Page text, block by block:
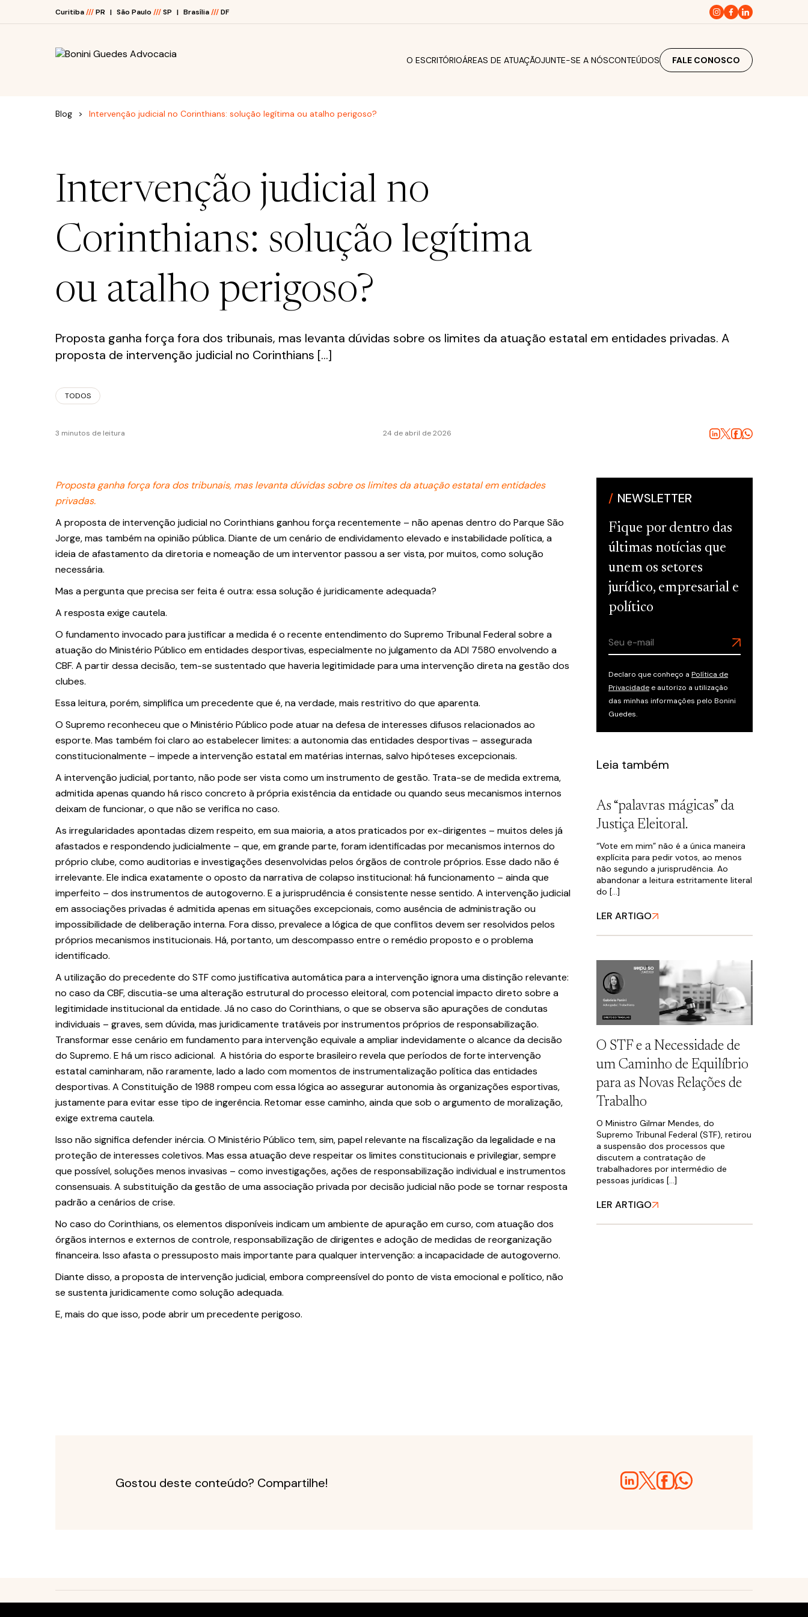
Curitiba///PR São Paulo ///SP Brasília///DF
O ESCRITÓRIOÁREAS DE ATUAÇÃOJUNTE-SE A NÓSCONTEÚDOS FALE CONOSCO
ÁREAS DE ATUAÇÃO
E-BOOKS
FALE CONOSCO
Blog Intervenção judicial no Corinthians: solução legítima ou atalho perigoso?
Intervenção judicial no
Corinthians: solução legítima
ou atalho perigoso?
Proposta ganha força fora dos tribunais, mas levanta dúvidas sobre os limites da atuação estatal em entidades privadas. A
proposta de intervenção judicial no Corinthians […]
TODOS
3 minutos de leitura 24 de abril de 2026
Proposta ganha força fora dos tribunais, mas levanta dúvidas sobre os limites da atuação estatal em entidades
privadas.
A proposta de intervenção judicial no Corinthians ganhou força recentemente – não apenas dentro do Parque São
Jorge, mas também na opinião pública. Diante de um cenário de endividamento elevado e instabilidade política, a
ideia de afastamento da diretoria e nomeação de um interventor passou a ser vista, por muitos, como solução
necessária.
Mas a pergunta que precisa ser feita é outra: essa solução é juridicamente adequada?
A resposta exige cautela.
O fundamento invocado para justificar a medida é o recente entendimento do Supremo Tribunal Federal sobre a
atuação do Ministério Público em entidades desportivas, especialmente no julgamento da ADI 7580 envolvendo a
CBF. A partir dessa decisão, tem-se sustentado que haveria legitimidade para uma intervenção direta na gestão dos
clubes.
Essa leitura, porém, simplifica um precedente que é, na verdade, mais restritivo do que aparenta.
O Supremo reconheceu que o Ministério Público pode atuar na defesa de interesses difusos relacionados ao
esporte. Mas também foi claro ao estabelecer limites: a autonomia das entidades desportivas – assegurada
constitucionalmente – impede a intervenção estatal em matérias internas, salvo hipóteses excepcionais.
A intervenção judicial, portanto, não pode ser vista como um instrumento de gestão. Trata-se de medida extrema,
admitida apenas quando há risco concreto à própria existência da entidade ou quando seus mecanismos internos
deixam de funcionar, o que não se verifica no caso.
As irregularidades apontadas dizem respeito, em sua maioria, a atos praticados por ex-dirigentes – muitos deles já
afastados e respondendo judicialmente – que, em grande parte, foram identificadas por mecanismos internos do
próprio clube, como auditorias e investigações desenvolvidas pelos órgãos de controle próprios. Esse dado não é
irrelevante. Ele indica exatamente o oposto da narrativa de colapso institucional: há funcionamento – ainda que
imperfeito – dos instrumentos de autogoverno. E a jurisprudência é consistente nesse sentido. A intervenção judicial
em associações privadas é admitida apenas em situações excepcionais, como ausência de administração ou
impossibilidade de deliberação interna. Fora disso, prevalece a lógica de que conflitos devem ser resolvidos pelos
próprios mecanismos institucionais. Há, portanto, um descompasso entre o remédio proposto e o problema
identificado.
A utilização do precedente do STF como justificativa automática para a intervenção ignora uma distinção relevante:
no caso da CBF, discutia-se uma alteração estrutural do processo eleitoral, com potencial impacto direto sobre a
legitimidade institucional da entidade. Já no caso do Corinthians, o que se observa são apurações de condutas
individuais – graves, sem dúvida, mas juridicamente tratáveis por instrumentos próprios de responsabilização.
Transformar esse cenário em fundamento para intervenção equivale a ampliar indevidamente o alcance da decisão
do Supremo. E há um risco adicional. A história do esporte brasileiro revela que períodos de forte intervenção
estatal caminharam, não raramente, lado a lado com momentos de instrumentalização política das entidades
desportivas. A Constituição de 1988 rompeu com essa lógica ao assegurar autonomia às organizações esportivas,
justamente para evitar esse tipo de ingerência. Retomar esse caminho, ainda que sob o argumento de moralização,
exige extrema cautela.
Isso não significa defender inércia. O Ministério Público tem, sim, papel relevante na fiscalização da legalidade e na
proteção de interesses coletivos. Mas essa atuação deve respeitar os limites constitucionais e privilegiar, sempre
que possível, soluções menos invasivas – como investigações, ações de responsabilização individual e instrumentos
consensuais. A substituição da gestão de uma associação privada por decisão judicial não pode se tornar resposta
padrão a cenários de crise.
No caso do Corinthians, os elementos disponíveis indicam um ambiente de apuração em curso, com atuação dos
órgãos internos e externos de controle, responsabilização de dirigentes e adoção de medidas de reorganização
financeira. Isso afasta o pressuposto mais importante para qualquer intervenção: a incapacidade de autogoverno.
Diante disso, a proposta de intervenção judicial, embora compreensível do ponto de vista emocional e político, não
se sustenta juridicamente como solução adequada.
E, mais do que isso, pode abrir um precedente perigoso.
NEWSLETTER
Fique por dentro das
últimas notícias que
unem os setores
jurídico, empresarial e
político
Declaro que conheço a Política de
Privacidade e autorizo a utilização
das minhas informações pelo Bonini
Guedes.
Leia também
As “palavras mágicas” da
Justiça Eleitoral.
“Vote em mim” não é a única maneira
explícita para pedir votos, ao menos
não segundo a jurisprudência. Ao
abandonar a leitura estritamente literal
do […]
LER ARTIGO
O STF e a Necessidade de
um Caminho de Equilíbrio
para as Novas Relações de
Trabalho
O Ministro Gilmar Mendes, do
Supremo Tribunal Federal (STF), retirou
a suspensão dos processos que
discutem a contratação de
trabalhadores por intermédio de
pessoas jurídicas […]
LER ARTIGO
Gostou deste conteúdo? Compartilhe!